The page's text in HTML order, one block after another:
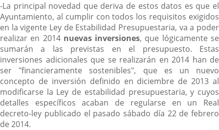
-La principal novedad que deriva de estos datos es que el
Ayuntamiento, al cumplir con todos los requisitos exigidos
en la vigente Ley de Estabilidad Presupuestaria, va a poder
realizar en 2014 nuevas inversiones, que lógicamente se
sumarán a las previstas en el presupuesto. Estas
inversiones adicionales que se realizarán en 2014 han de
ser "financieramente sostenibles", que es un nuevo
concepto de inversión definido en diciembre de 2013 al
modificarse la Ley de estabilidad presupuestaria, y cuyos
detalles específicos acaban de regularse en un Real
decreto-ley publicado el pasado sábado día 22 de febrero
de 2014.